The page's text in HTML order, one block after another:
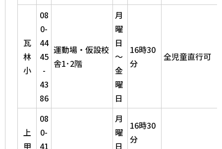
瓦
林
小
08
0-
44
45
-
43
86
運動場・仮設校
舎1･2階
月
曜
日
～
金
曜
日
16時30
分
全児童直行可
上
甲
08
0-
41
月
曜
日
16時30
分